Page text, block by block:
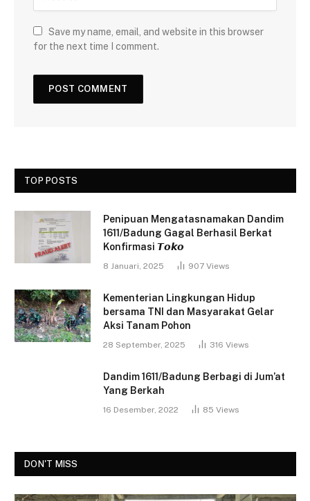
Save my name, email, and website in this browser
for the next time I comment.
TOP POSTS
Penipuan Mengatasnamakan Dandim
1611/Badung Gagal Berhasil Berkat
Konfirmasi 𝙏𝙤𝙠𝙤
8 Januari, 2025 907 Views
Kementerian Lingkungan Hidup
bersama TNI dan Masyarakat Gelar
Aksi Tanam Pohon
28 September, 2025 316 Views
Dandim 1611/Badung Berbagi di Jum’at
Yang Berkah
16 Desember, 2022 85 Views
DON'T MISS